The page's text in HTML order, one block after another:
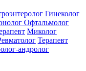
Гинеколог
Офтальмолог
Миколог
Терапевт
андролог